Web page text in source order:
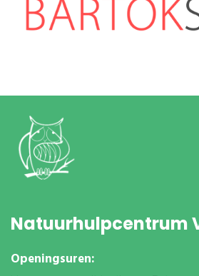
Natuurhulpcentrum
Openingsuren: